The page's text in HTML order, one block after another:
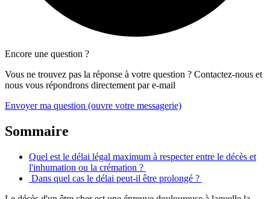
Encore une question ?
Vous ne trouvez pas la réponse à votre question ? Contactez-nous et
nous vous répondrons directement par e-mail
Envoyer ma question (ouvre votre messagerie)
Sommaire
Quel est le délai légal maximum à respecter entre le décès et
l'inhumation ou la crémation ?
Dans quel cas le délai peut-il être prolongé ?